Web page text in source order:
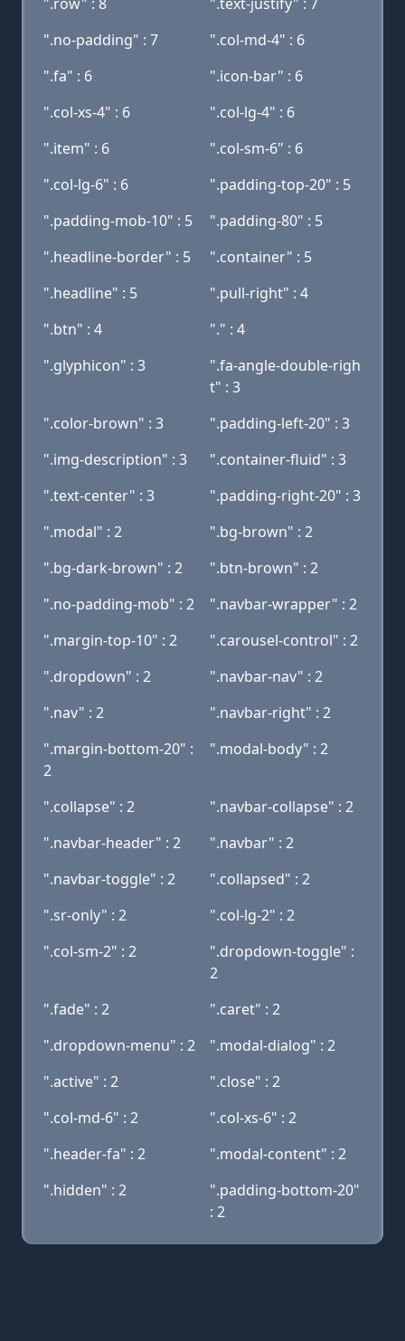
".no-padding" : 7
".col-md-4" : 6
".fa" : 6
".icon-bar" : 6
".col-xs-4" : 6
".col-lg-4" : 6
".item" : 6
".col-sm-6" : 6
".col-lg-6" : 6
".padding-top-20" : 5
".padding-mob-10" : 5
".padding-80" : 5
".headline-border" : 5
".container" : 5
".headline" : 5
".pull-right" : 4
".btn" : 4
"." : 4
".glyphicon" : 3
".fa-angle-double-righ
t" : 3
".color-brown" : 3
".padding-left-20" : 3
".img-description" : 3
".container-fluid" : 3
".text-center" : 3
".padding-right-20" : 3
".modal" : 2
".bg-brown" : 2
".bg-dark-brown" : 2
".btn-brown" : 2
".no-padding-mob" : 2
".navbar-wrapper" : 2
".margin-top-10" : 2
".carousel-control" : 2
".dropdown" : 2
".navbar-nav" : 2
".nav" : 2
".navbar-right" : 2
".margin-bottom-20" :
2
".modal-body" : 2
".collapse" : 2
".navbar-collapse" : 2
".navbar-header" : 2
".navbar" : 2
".navbar-toggle" : 2
".collapsed" : 2
".sr-only" : 2
".col-lg-2" : 2
".col-sm-2" : 2
".dropdown-toggle" :
2
".fade" : 2
".caret" : 2
".dropdown-menu" : 2
".modal-dialog" : 2
".active" : 2
".close" : 2
".col-md-6" : 2
".col-xs-6" : 2
".header-fa" : 2
".modal-content" : 2
".hidden" : 2
".padding-bottom-20"
: 2